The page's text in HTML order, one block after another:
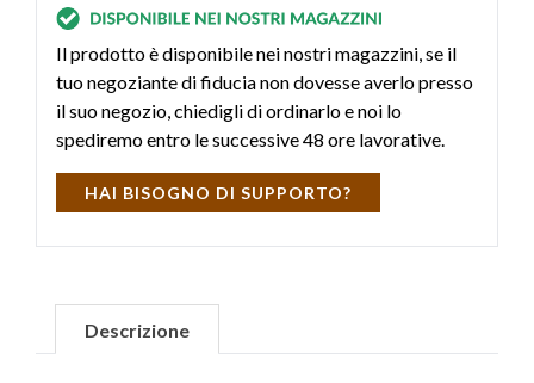
Il prodotto è disponibile nei nostri magazzini, se il
tuo negoziante di fiducia non dovesse averlo presso
il suo negozio, chiedigli di ordinarlo e noi lo
spediremo entro le successive 48 ore lavorative.
HAI BISOGNO DI SUPPORTO?
Descrizione